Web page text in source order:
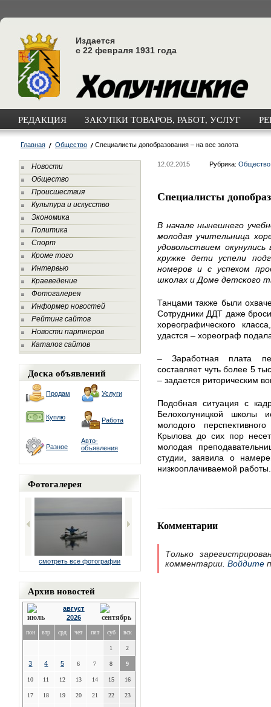
Издается
с 22 февраля 1931 года
РЕДАКЦИЯ ЗАКУПКИ ТОВАРОВ, РАБОТ, УСЛУГ
Главная Общество Специалисты допобразования – на вес золота
Новости
Общество
Происшествия
Культура и искусство
Экономика
Политика
Спорт
Кроме того
Интервью
Краеведение
Фотогалерея
Информер новостей
Рейтинг сайтов
Новости партнеров
Каталог сайтов
Доска объявлений
Продам Услуги
Куплю Работа
Разное
Авто-
объявления
Фотогалерея
смотреть все фотографии
Архив новостей
август
2026
пон втр срд чет пят суб вск
1 2
3 4 5 6 7 8 9
10 11 12 13 14 15 16
17 18 19 20 21 22 23
12.02.2015 Рубрика: Общество
Специалисты
В начале нынешнего
молодая учительница
удовольствием
кружке дети успели
номеров и с успехом
школах и Доме детского
Танцами также были
Сотрудники ДДТ даже
хореографического
удастся – хореограф
– Заработная плата
составляет чуть более 5
– задается риторическим
Подобная ситуация с
Белохолуницкой школы
молодого
Крылова до сих пор
молодая
студии, заявила о
низкооплачиваемой
Комментарии
Только
комментарии. Войдите